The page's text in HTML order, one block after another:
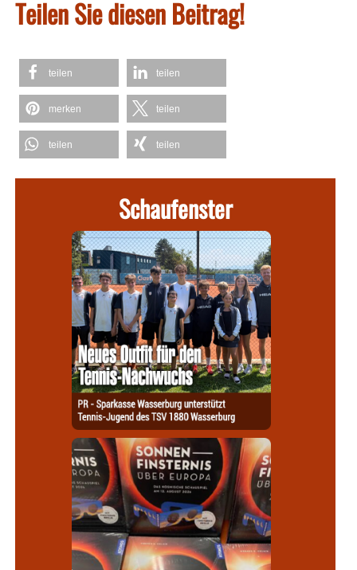
Teilen Sie diesen Beitrag!
teilen teilen
merken teilen
teilen teilen
Schaufenster